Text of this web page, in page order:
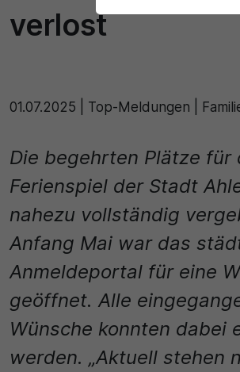
verlost
01.07.2025 Top-Meldungen |
Die begehrten Plätze für
Ferienspiel der Stadt
nahezu vollständig
Anfang Mai war das
Anmeldeportal für eine
geöffnet. Alle
Wünsche konnten dabei
werden. „Aktuell stehen
einwandfrei
Anbieter
Cookie Consent /
Laufzeit
1 Jahr
Dieses Cookie wird
für diese Website zu
Name
Diese Cookies
zukünftig unser
die Cookie erzeugten
Nutzerprofil werden
personenbezogenen
Name
_pk_id\..*$
Anbieter
Matomo
Externe Inhalte
Wir verwenden auf